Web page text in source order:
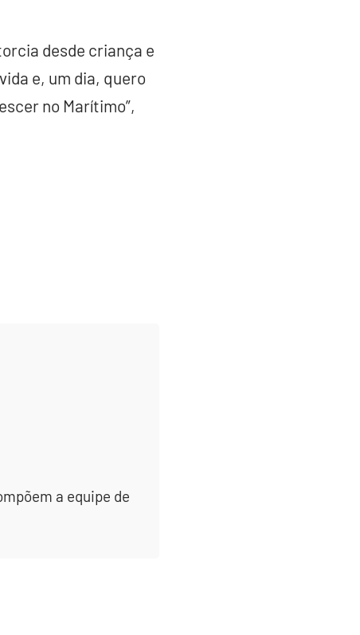
desde criança e
e, um dia, quero
no Marítimo”,
a equipe de